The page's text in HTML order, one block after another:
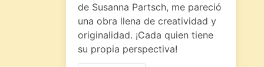
de Susanna Partsch, me pareció
una obra llena de creatividad y
originalidad. ¡Cada quien tiene
su propia perspectiva!